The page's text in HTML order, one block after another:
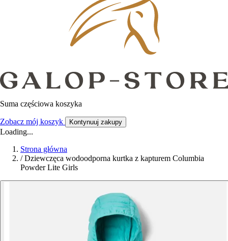
Suma częściowa koszyka
Zobacz mój koszyk Kontynuuj zakupy
Loading...
Strona główna
/ Dziewczęca wodoodporna kurtka z kapturem Columbia
Powder Lite Girls